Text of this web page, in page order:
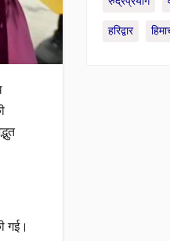
गई।
हरिद्वार